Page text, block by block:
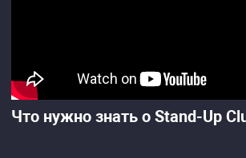
Что нужно знать о Stand-Up